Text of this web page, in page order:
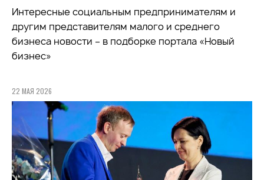
Интересные социальным предпринимателям и
другим представителям малого и среднего
бизнеса новости – в подборке портала «Новый
бизнес»
22 МАЯ 2026